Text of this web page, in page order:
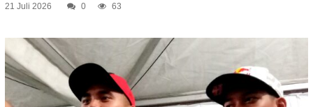
21 Juli 2026 0 63